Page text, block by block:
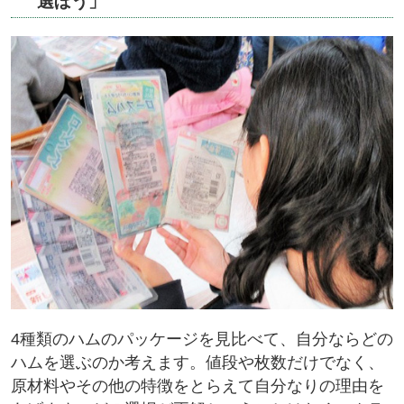
4種類のハムのパッケージを見比べて、自分ならどの
ハムを選ぶのか考えます。値段や枚数だけでなく、
原材料やその他の特徴をとらえて自分なりの理由を